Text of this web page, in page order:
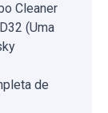
Cleaner
(Uma
de